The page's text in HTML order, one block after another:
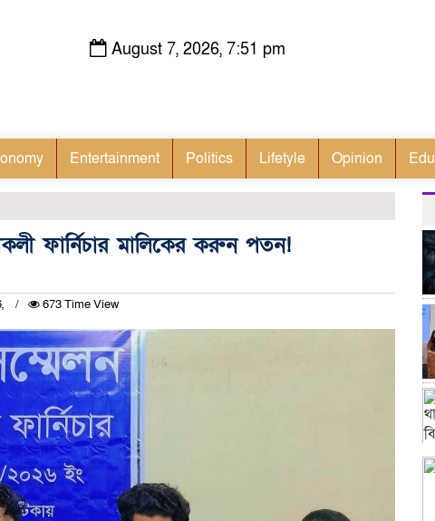
August 7, 2026, 7:51 pm
Entertainment Politics Lifetyle Opinion
ফার্নিচার মালিকের করুন পতন!
673 Time View